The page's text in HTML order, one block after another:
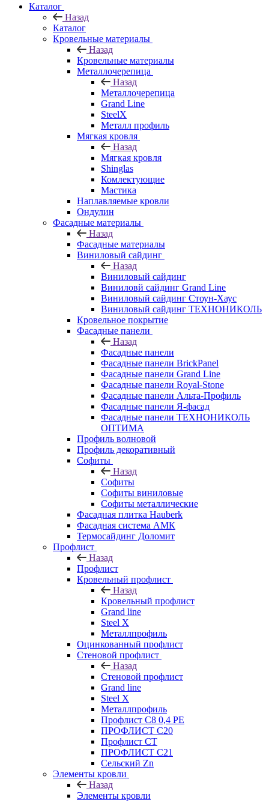
Каталог
Назад
Каталог
Кровельные материалы
Назад
Кровельные материалы
Металлочерепица
Назад
Металлочерепица
Grand Line
SteelX
Металл профиль
Мягкая кровля
Назад
Мягкая кровля
Shinglas
Комлектующие
Мастика
Наплавляемые кровли
Ондулин
Фасадные материалы
Назад
Фасадные материалы
Виниловый сайдинг
Назад
Виниловый сайдинг
Виниловй сайдинг Grand Line
Виниловый сайдинг Стоун-Хаус
Виниловый сайдинг ТЕХНОНИКОЛЬ
Кровельное покрытие
Фасадные панели
Назад
Фасадные панели
Фасадные панели BrickPanel
Фасадные панели Grand Line
Фасадные панели Royal-Stone
Фасадные панели Альта-Профиль
Фасадные панели Я-фасад
Фасадные панели ТЕХНОНИКОЛЬ
ОПТИМА
Профиль волновой
Профиль декоративный
Софиты
Назад
Софиты
Софиты виниловые
Софиты металлические
Фасадная плитка Hauberk
Фасадная система АМК
Термосайдинг Доломит
Профлист
Назад
Профлист
Кровельный профлист
Назад
Кровельный профлист
Grand line
Steel X
Металлпрофиль
Оцинкованный профлист
Стеновой профлист
Назад
Стеновой профлист
Grand line
Steel X
Металлпрофиль
Профлист С8 0,4 РЕ
ПРОФЛИСТ С20
Профлист СТ
ПРОФЛИСТ С21
Сельский Zn
Элементы кровли
Назад
Элементы кровли